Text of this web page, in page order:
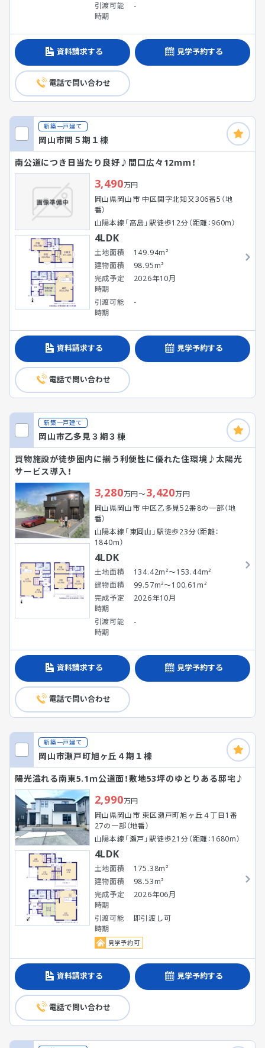
引渡可能
時期
-
資料請求する 見学予約する
電話で問い合わせ
新築一戸建て
岡山市関５期１棟
南公道につき日当たり良好♪間口広々12ｍｍ！
3,490万円
岡山県岡山市 中区関字北知又306番5（地
番）
山陽本線「高島」駅徒歩12分（距離：960m）
4LDK
土地面積
149.94m²
建物面積
98.95m²
完成予定
時期
2026年10月
引渡可能
時期
-
資料請求する 見学予約する
電話で問い合わせ
新築一戸建て
岡山市乙多見３期３棟
買物施設が徒歩圏内に揃う利便性に優れた住環境♪太陽光
サービス導入！
3,280万円～3,420万円
岡山県岡山市 中区乙多見52番8の一部（地
番）
山陽本線「東岡山」駅徒歩23分（距離：
1840m）
4LDK
土地面積
134.42m²～153.44m²
建物面積
99.57m²～100.61m²
完成予定
時期
2026年10月
引渡可能
時期
-
資料請求する 見学予約する
電話で問い合わせ
新築一戸建て
岡山市瀬戸町旭ヶ丘４期１棟
陽光溢れる南東5.1ｍ公道面！敷地53坪のゆとりある邸宅♪
2,990万円
岡山県岡山市 東区瀬戸町旭ヶ丘４丁目1番
27の一部（地番）
山陽本線「瀬戸」駅徒歩21分（距離：1680m）
4LDK
土地面積
175.38m²
建物面積
98.53m²
完成予定
時期
2026年06月
引渡可能
時期
即引渡し可
見学予約可
資料請求する 見学予約する
電話で問い合わせ